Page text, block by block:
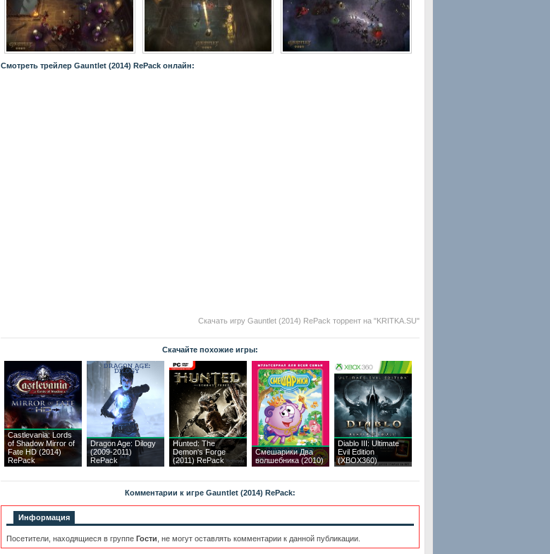
Смотреть трейлер Gauntlet (2014) RePack онлайн:
Скачать игру Gauntlet (2014) RePack торрент на "KRITKA.SU"
Скачайте похожие игры:
Castlevania: Lords
of Shadow Mirror of
Fate HD (2014)
RePack
Dragon Age: Dilogy
(2009-2011)
RePack
Hunted: The
Demon's Forge
(2011) RePack
Смешарики Два
волшебника (2010)
Diablo III: Ultimate
Evil Edition
(XBOX360)
Комментарии к игре Gauntlet (2014) RePack:
Информация
Посетители, находящиеся в группе Гости , не могут оставлять комментарии к данной публикации.